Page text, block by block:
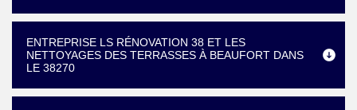
ENTREPRISE LS RÉNOVATION 38 ET LES
NETTOYAGES DES TERRASSES À BEAUFORT DANS
LE 38270